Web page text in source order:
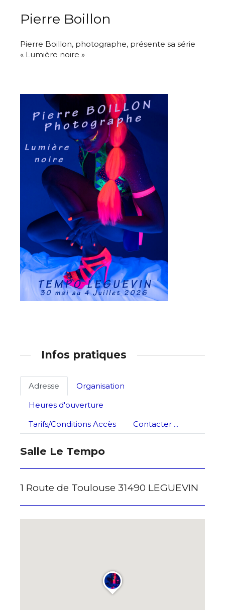
Nom
Statut / Organisation
Nom
Pierre Boillon
Pierre Boillon, photographe, présente sa série
« Lumière noire »
Infos pratiques
Adresse
Organisation
Heures d'ouverture
Tarifs/Conditions Accès
Contacter ...
Salle Le Tempo
1 Route de Toulouse 31490 LEGUEVIN